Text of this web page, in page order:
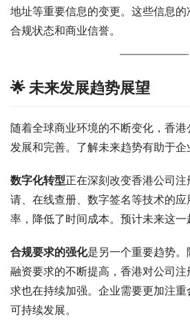
地址等重要信息的变更。这些信息
合规状态和商业信誉。
🌟 未来发展趋势展望
随着全球商业环境的不断变化，香
发展和完善。了解未来趋势有助于企
数字化转型正在深刻改变香港公司
请、在线查册、数字签名等技术的
率，降低了时间成本。预计未来这一
合规要求的强化是另一个重要趋势
融资要求的不断提高，香港对公司
求也在持续加强。企业需要更加注
可持续发展。